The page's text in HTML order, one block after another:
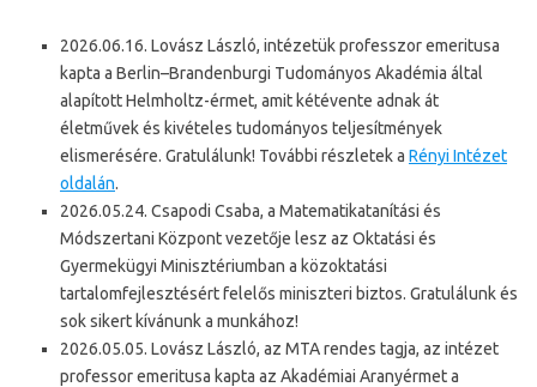
2026.06.16. Lovász László, intézetük professzor emeritusa
kapta a Berlin–Brandenburgi Tudományos Akadémia által
alapított Helmholtz-érmet, amit kétévente adnak át
életművek és kivételes tudományos teljesítmények
elismerésére. Gratulálunk! További részletek a Rényi Intézet
oldalán.
2026.05.24. Csapodi Csaba, a Matematikatanítási és
Módszertani Központ vezetője lesz az Oktatási és
Gyermekügyi Minisztériumban a közoktatási
tartalomfejlesztésért felelős miniszteri biztos. Gratulálunk és
sok sikert kívánunk a munkához!
2026.05.05. Lovász László, az MTA rendes tagja, az intézet
professor emeritusa kapta az Akadémiai Aranyérmet a